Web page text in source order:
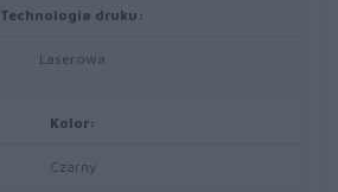
Technologia druku:
Laserowa
Kolor:
Czarny